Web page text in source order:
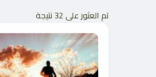
تم العثور على 32 نتيجة